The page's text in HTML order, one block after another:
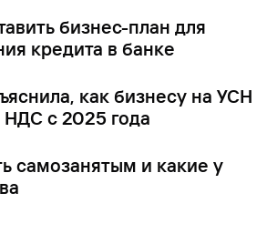
бизнес-план для
кредита в банке
как бизнесу на УСН
НДС с 2025 года
самозанятым и какие у